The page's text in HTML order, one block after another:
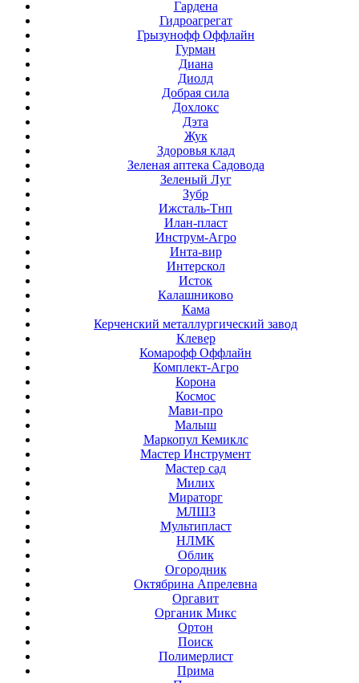
Гардена
Гидроагрегат
Грызунофф Оффлайн
Гурман
Диана
Диолд
Добрая сила
Дохлокс
Дэта
Жук
Здоровья клад
Зеленая аптека Садовода
Зеленый Луг
Зубр
Ижсталь-Тнп
Илан-пласт
Инструм-Агро
Инта-вир
Интерскол
Исток
Калашниково
Кама
Керченский металлургический завод
Клевер
Комарофф Оффлайн
Комплект-Агро
Корона
Космос
Мави-про
Малыш
Маркопул Кемиклс
Мастер Инструмент
Мастер сад
Милих
Мираторг
МЛШЗ
Мультипласт
НЛМК
Облик
Огородник
Октябрина Апрелевна
Оргавит
Органик Микс
Ортон
Поиск
Полимерлист
Прима